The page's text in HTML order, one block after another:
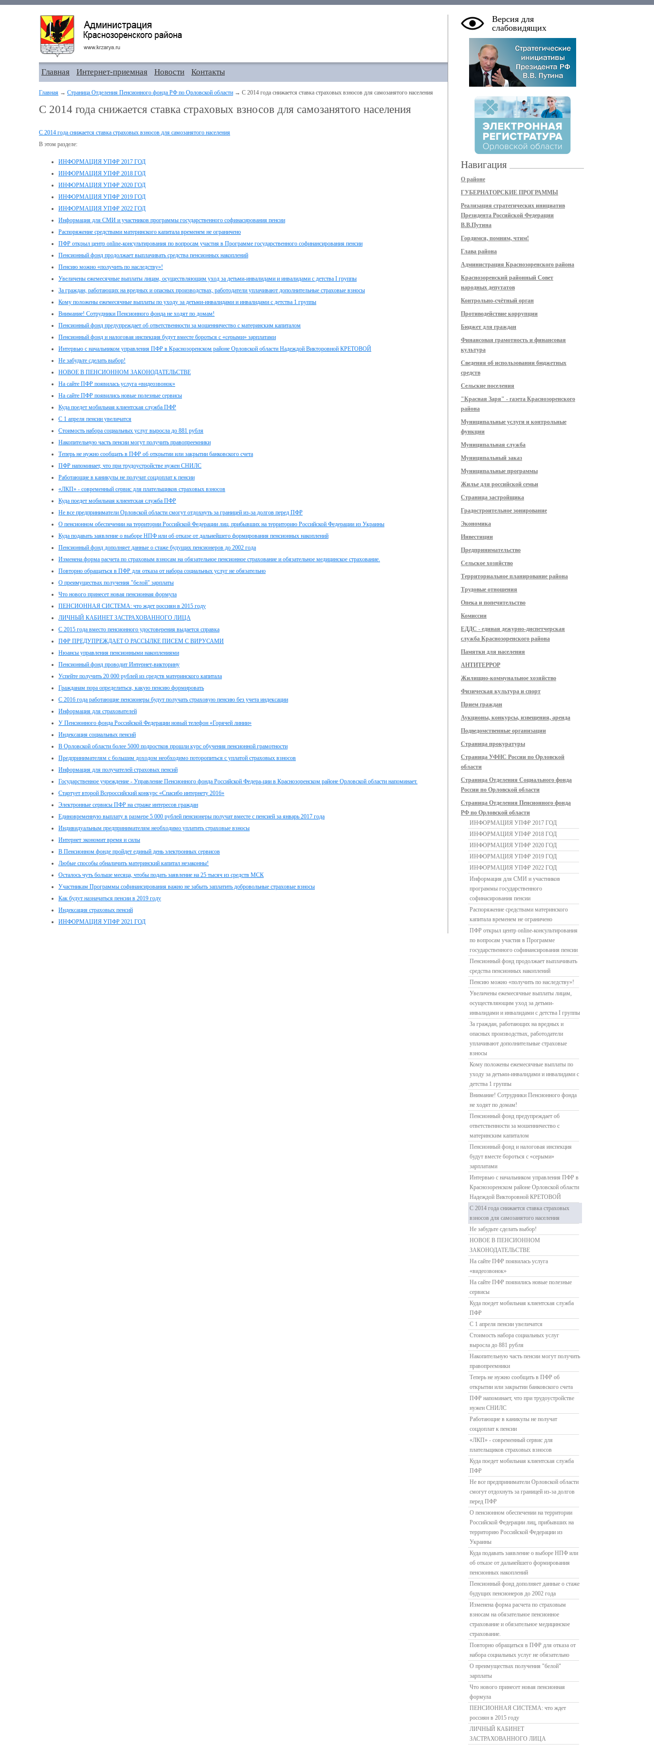
Главная Интернет-приемная Новости Контакты
Главная → Страница Отделения Пенсионного фонда РФ по Орловской области → С 2014 года снижается ставка страховых взносов для самозанятого населения
С 2014 года снижается ставка страховых взносов для самозанятого населения
С 2014 года снижается ставка страховых взносов для самозанятого населения
В этом разделе:
ИНФОРМАЦИЯ УПФР 2017 ГОД
ИНФОРМАЦИЯ УПФР 2018 ГОД
ИНФОРМАЦИЯ УПФР 2020 ГОД
ИНФОРМАЦИЯ УПФР 2019 ГОД
ИНФОРМАЦИЯ УПФР 2022 ГОД
Информация для СМИ и участников программы государственного софинасирования пенсии
Распоряжение средствами материнского капитала временем не ограничено
ПФР открыл центр online-консультирования по вопросам участия в Программе государственного софинансирования пенсии
Пенсионный фонд продолжает выплачивать средства пенсионных накоплений
Пенсию можно «получить по наследству»!
Увеличены ежемесячные выплаты лицам, осуществляющим уход за детьми-инвалидами и инвалидами с детства I группы
За граждан, работающих на вредных и опасных производствах, работодатели уплачивают дополнительные страховые взносы
Кому положены ежемесячные выплаты по уходу за детьми-инвалидами и инвалидами с детства 1 группы
Внимание! Сотрудники Пенсионного фонда не ходят по домам!
Пенсионный фонд предупреждает об ответственности за мошенничество с материнским капиталом
Пенсионный фонд и налоговая инспекция будут вместе бороться с «серыми» зарплатами
Интервью с начальником управления ПФР в Краснозоренском районе Орловской области Надеждой Викторовной КРЕТОВОЙ
Не забудьте сделать выбор!
НОВОЕ В ПЕНСИОННОМ ЗАКОНОДАТЕЛЬСТВЕ
На сайте ПФР появилась услуга «видеозвонок»
На сайте ПФР появились новые полезные сервисы
Куда поедет мобильная клиентская служба ПФР
С 1 апреля пенсии увеличатся
Стоимость набора социальных услуг выросла до 881 рубля
Накопительную часть пенсии могут получить правопреемники
Теперь не нужно сообщать в ПФР об открытии или закрытии банковского счета
ПФР напоминает, что при трудоустройстве нужен СНИЛС
Работающие в каникулы не получат соцдоплат к пенсии
«ЛКП» - современный сервис для плательщиков страховых взносов
Куда поедет мобильная клиентская служба ПФР
Не все предприниматели Орловской области смогут отдохнуть за границей из-за долгов перед ПФР
О пенсионном обеспечении на территории Российской Федерации лиц, прибывших на территорию Российской Федерации из Украины
Куда подавать заявление о выборе НПФ или об отказе от дальнейшего формирования пенсионных накоплений
Пенсионный фонд дополняет данные о стаже будущих пенсионеров до 2002 года
Изменена форма расчета по страховым взносам на обязательное пенсионное страхование и обязательное медицинское страхование.
Повторно обращаться в ПФР для отказа от набора социальных услуг не обязательно
О преимуществах получения "белой" зарплаты
Что нового принесет новая пенсионная формула
ПЕНСИОННАЯ СИСТЕМА: что ждет россиян в 2015 году
ЛИЧНЫЙ КАБИНЕТ ЗАСТРАХОВАННОГО ЛИЦА
С 2015 года вместо пенсионного удостоверения выдается справка
ПФР ПРЕДУПРЕЖДАЕТ О РАССЫЛКЕ ПИСЕМ С ВИРУСАМИ
Нюансы управления пенсионными накоплениями
Пенсионный фонд проводит Интернет-викторину
Успейте получить 20 000 рублей из средств материнского капитала
Гражданам пора определиться, какую пенсию формировать
С 2016 года работающие пенсионеры будут получать страховую пенсию без учета индексации
Информация для страхователей
У Пенсионного фонда Российской Федерации новый телефон «Горячей линии»
Индексация социальных пенсий
В Орловской области более 5000 подростков прошли курс обучения пенсионной грамотности
Предпринимателям с большим доходом необходимо поторопиться с уплатой страховых взносов
Информация для получателей страховых пенсий
Государственное учреждение - Управление Пенсионного фонда Российской Федера-ции в Краснозоренском районе Орловской области напоминает.
Стартует второй Всероссийский конкурс «Спасибо интернету 2016»
Электронные сервисы ПФР на страже интересов граждан
Единовременную выплату в размере 5 000 рублей пенсионеры получат вместе с пенсией за январь 2017 года
Индивидуальным предпринимателям необходимо уплатить страховые взносы
Интернет экономит время и силы
В Пенсионном фонде пройдет единый день электронных сервисов
Любые способы обналичить материнский капитал незаконны!
Осталось чуть больше месяца, чтобы подать заявление на 25 тысяч из средств МСК
Участникам Программы софинансирования важно не забыть заплатить добровольные страховые взносы
Как будут назначаться пенсии в 2019 году
Индексация страховых пенсий
ИНФОРМАЦИЯ УПФР 2021 ГОД
Версия для
слабовидящих
Навигация
О районе
ГУБЕРНАТОРСКИЕ ПРОГРАММЫ
Реализация стратегических инициатив
Президента Российской Федерации
В.В.Путина
Гордимся, помним, чтим!
Глава района
Администрация Краснозоренского района
Краснозоренский районный Совет
народных депутатов
Контрольно-счётный орган
Противодействие коррупции
Бюджет для граждан
Финансовая грамотность и финансовая
культура
Сведения об использовании бюджетных
средств
Сельские поселения
"Красная Заря" - газета Краснозоренского
района
Муниципальные услуги и контрольные
функции
Муниципальная служба
Муниципальный заказ
Муниципальные программы
Жилье для российской семьи
Страница застройщика
Градостроительное зонирование
Экономика
Инвестиции
Предпринимательство
Сельское хозяйство
Территориальное планирование района
Трудовые отношения
Опека и попечительство
Комиссии
ЕДДС - единая дежурно-диспетчерская
служба Краснозоренского района
Памятки для населения
АНТИТЕРРОР
Жилищно-коммунальное хозяйство
Физическая культура и спорт
Прием граждан
Аукционы, конкурсы, извещения, аренда
Подведомственные организации
Страница прокуратуры
Страница УФНС России по Орловской
области
Страница Отделения Социального фонда
России по Орловской области
Страница Отделения Пенсионного фонда
РФ по Орловской области
ИНФОРМАЦИЯ УПФР 2017 ГОД
ИНФОРМАЦИЯ УПФР 2018 ГОД
ИНФОРМАЦИЯ УПФР 2020 ГОД
ИНФОРМАЦИЯ УПФР 2019 ГОД
ИНФОРМАЦИЯ УПФР 2022 ГОД
Информация для СМИ и участников
программы государственного
софинасирования пенсии
Распоряжение средствами материнского
капитала временем не ограничено
ПФР открыл центр online-консультирования
по вопросам участия в Программе
государственного софинансирования пенсии
Пенсионный фонд продолжает выплачивать
средства пенсионных накоплений
Пенсию можно «получить по наследству»!
Увеличены ежемесячные выплаты лицам,
осуществляющим уход за детьми-
инвалидами и инвалидами с детства I группы
За граждан, работающих на вредных и
опасных производствах, работодатели
уплачивают дополнительные страховые
взносы
Кому положены ежемесячные выплаты по
уходу за детьми-инвалидами и инвалидами с
детства 1 группы
Внимание! Сотрудники Пенсионного фонда
не ходят по домам!
Пенсионный фонд предупреждает об
ответственности за мошенничество с
материнским капиталом
Пенсионный фонд и налоговая инспекция
будут вместе бороться с «серыми»
зарплатами
Интервью с начальником управления ПФР в
Краснозоренском районе Орловской области
Надеждой Викторовной КРЕТОВОЙ
С 2014 года снижается ставка страховых
взносов для самозанятого населения
Не забудьте сделать выбор!
НОВОЕ В ПЕНСИОННОМ
ЗАКОНОДАТЕЛЬСТВЕ
На сайте ПФР появилась услуга
«видеозвонок»
На сайте ПФР появились новые полезные
сервисы
Куда поедет мобильная клиентская служба
ПФР
С 1 апреля пенсии увеличатся
Стоимость набора социальных услуг
выросла до 881 рубля
Накопительную часть пенсии могут получить
правопреемники
Теперь не нужно сообщать в ПФР об
открытии или закрытии банковского счета
ПФР напоминает, что при трудоустройстве
нужен СНИЛС
Работающие в каникулы не получат
соцдоплат к пенсии
«ЛКП» - современный сервис для
плательщиков страховых взносов
Куда поедет мобильная клиентская служба
ПФР
Не все предприниматели Орловской области
смогут отдохнуть за границей из-за долгов
перед ПФР
О пенсионном обеспечении на территории
Российской Федерации лиц, прибывших на
территорию Российской Федерации из
Украины
Куда подавать заявление о выборе НПФ или
об отказе от дальнейшего формирования
пенсионных накоплений
Пенсионный фонд дополняет данные о стаже
будущих пенсионеров до 2002 года
Изменена форма расчета по страховым
взносам на обязательное пенсионное
страхование и обязательное медицинское
страхование.
Повторно обращаться в ПФР для отказа от
набора социальных услуг не обязательно
О преимуществах получения "белой"
зарплаты
Что нового принесет новая пенсионная
формула
ПЕНСИОННАЯ СИСТЕМА: что ждет
россиян в 2015 году
ЛИЧНЫЙ КАБИНЕТ
ЗАСТРАХОВАННОГО ЛИЦА